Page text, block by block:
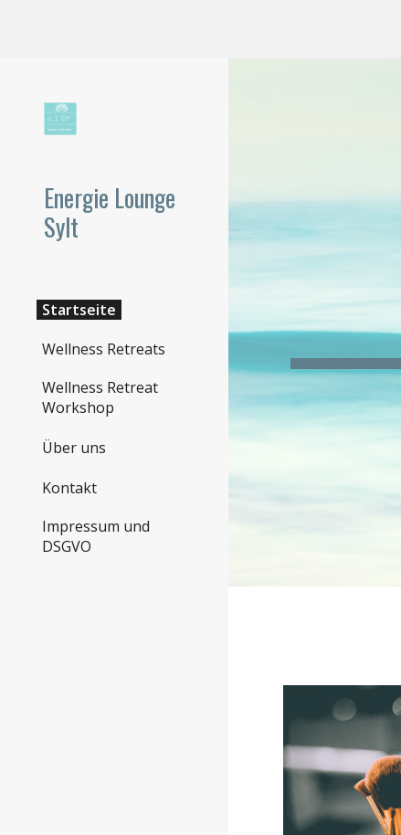
Energie Lounge
Sylt
Startseite
Wellness Retreats
Wellness Retreat
Workshop
Über uns
Kontakt
Impressum und
DSGVO